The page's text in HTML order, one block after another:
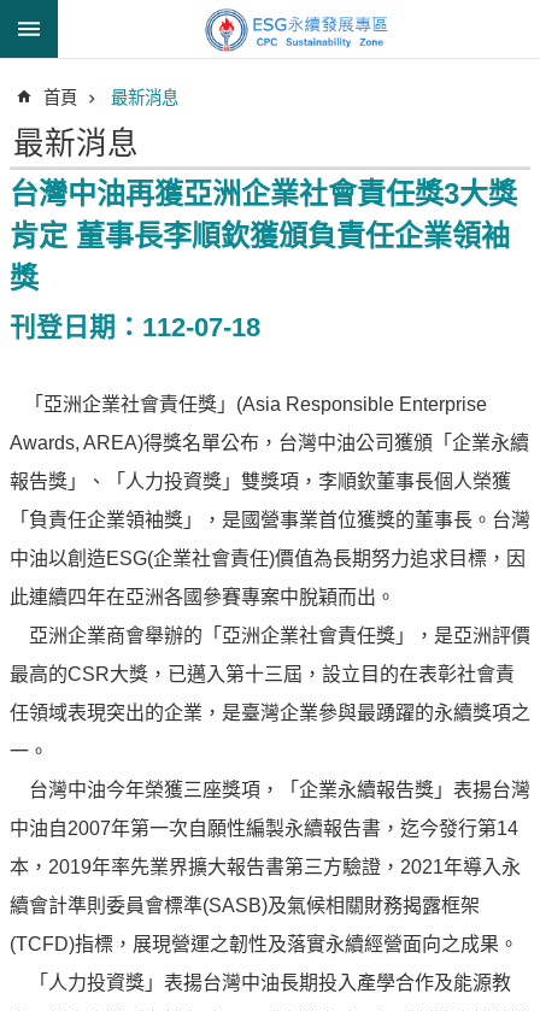
跳到主要內容區塊
階
搜
尋
透
明
中
信
治
信
中
油
品
精
神
零
中
油
綠
色
守
首頁 最新消息
最新消息
台灣中油再獲亞洲企業社會責任獎3大獎
肯定 董事長李順欽獲頒負責任企業領袖
獎
刊登日期：112-07-18
「亞洲企業社會責任獎」(Asia Responsible Enterprise
Awards, AREA)得獎名單公布，台灣中油公司獲頒「企業永續
報告獎」、「人力投資獎」雙獎項，李順欽董事長個人榮獲
「負責任企業領袖獎」，是國營事業首位獲獎的董事長。台灣
中油以創造ESG(企業社會責任)價值為長期努力追求目標，因
此連續四年在亞洲各國參賽專案中脫穎而出。
亞洲企業商會舉辦的「亞洲企業社會責任獎」，是亞洲評價
最高的CSR大獎，已邁入第十三屆，設立目的在表彰社會責
任領域表現突出的企業，是臺灣企業參與最踴躍的永續獎項之
一。
台灣中油今年榮獲三座獎項，「企業永續報告獎」表揚台灣
中油自2007年第一次自願性編製永續報告書，迄今發行第14
本，2019年率先業界擴大報告書第三方驗證，2021年導入永
續會計準則委員會標準(SASB)及氣候相關財務揭露框架
(TCFD)指標，展現營運之韌性及落實永續經營面向之成果。
「人力投資獎」表揚台灣中油長期投入產學合作及能源教